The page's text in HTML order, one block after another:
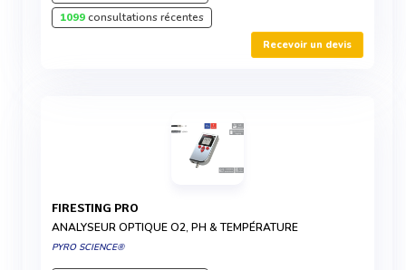
1099consultations récentes
Recevoir un devis
FIRESTING PRO
ANALYSEUR OPTIQUE O2, PH & TEMPÉRATURE
PYRO SCIENCE®